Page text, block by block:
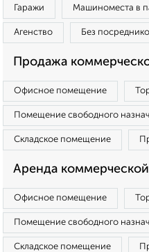
Гаражи Машиноместа в
Агенство Без
Продажа
Офисное помещение
Помещение свободного
Складское помещение
Аренда
Офисное помещение
Помещение свободного
Складское помещение